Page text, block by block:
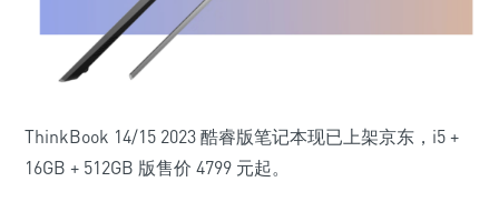
ThinkBook 14/15 2023 酷睿版笔记本现已上架京东，i5 +
16GB + 512GB 版售价 4799 元起。